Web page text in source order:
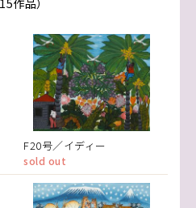
作品）
F20号／イディー
sold out